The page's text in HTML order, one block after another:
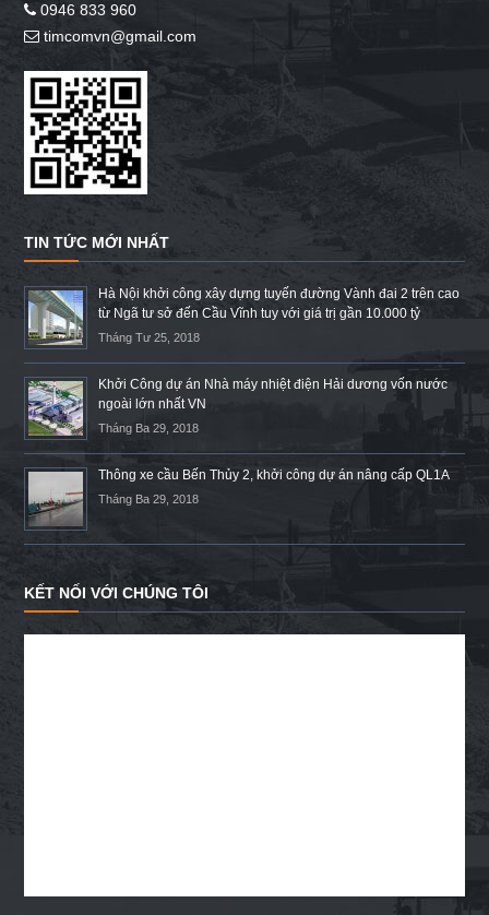
0946 833 960
timcomvn@gmail.com
TIN TỨC MỚI NHẤT
Hà Nội khởi công xây dựng tuyến đường Vành đai 2 trên cao
từ Ngã tư sở đến Cầu Vĩnh tuy với giá trị gần 10.000 tỷ
Tháng Tư 25, 2018
Khởi Công dự án Nhà máy nhiệt điện Hải dương vốn nước
ngoài lớn nhất VN
Tháng Ba 29, 2018
Thông xe cầu Bến Thủy 2, khởi công dự án nâng cấp QL1A
Tháng Ba 29, 2018
KẾT NỐI VỚI CHÚNG TÔI